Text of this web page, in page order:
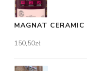
MAGNAT
150,50zł